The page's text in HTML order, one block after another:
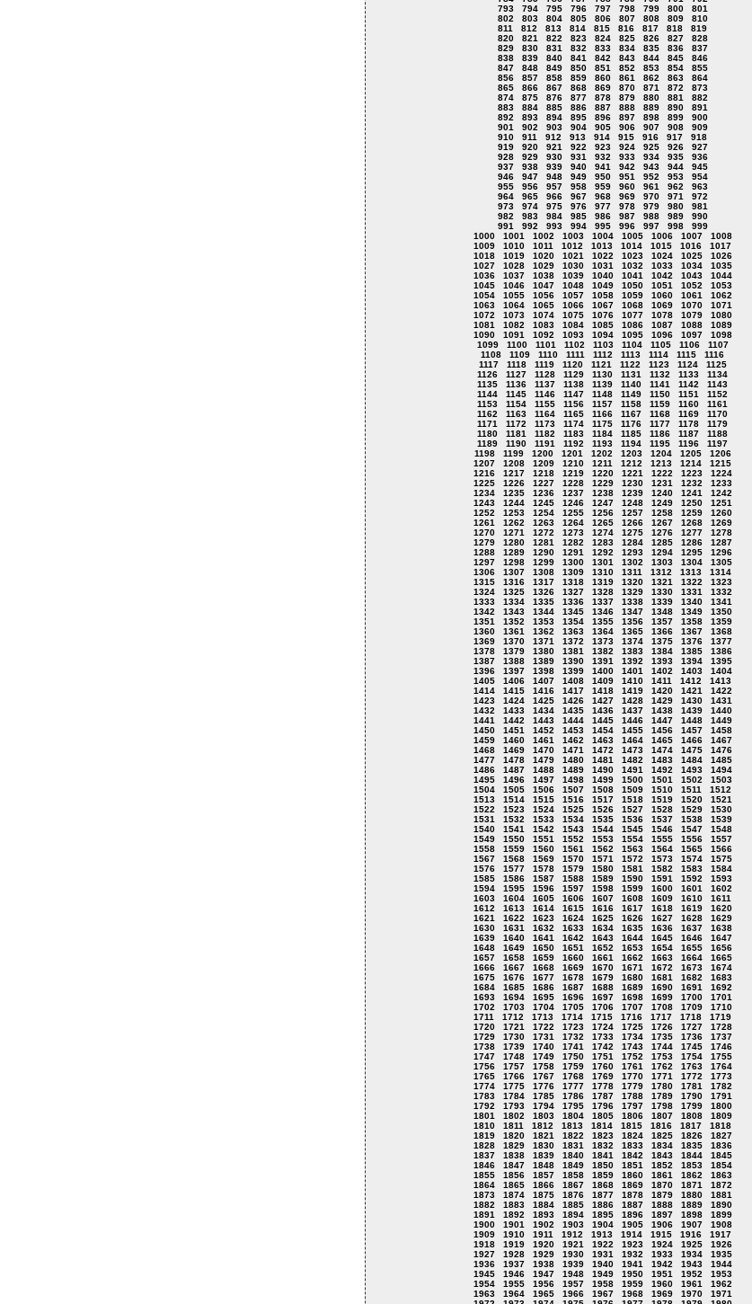
793
794 795 796 797 798 799 800
801
802
803 804 805 806 807 808 809
810
811
812 813 814 815 816 817 818
819
820
821 822 823 824 825 826 827
828
829
830 831 832 833 834 835 836
837
838
839 840 841 842 843 844 845
846
847
848 849 850 851 852 853 854
855
856
857 858 859 860 861 862 863
864
865
866 867 868 869 870 871 872
873
874
875 876 877 878 879 880 881
882
883
884 885 886 887 888 889 890
891
892
893 894 895 896 897 898 899
900
901
902 903 904 905 906 907 908
909
910
911 912 913 914 915 916 917
918
919
920 921 922 923 924 925 926
927
928
929 930 931 932 933 934 935
936
937
938 939 940 941 942 943 944
945
946
947 948 949 950 951 952 953
954
955
956 957 958 959 960 961 962
963
964
965 966 967 968 969 970 971
972
973
974 975 976 977 978 979 980
981
982
983 984 985 986 987 988 989
990
991
992 993 994 995 996 997 998
999
1000
1001 1002 1003 1004 1005 1006 1007
1008
1009
1010 1011 1012 1013 1014 1015 1016
1017
1018
1019 1020 1021 1022 1023 1024 1025
1026
1027
1028 1029 1030 1031 1032 1033 1034
1035
1036
1037 1038 1039 1040 1041 1042 1043
1044
1045
1046 1047 1048 1049 1050 1051 1052
1053
1054
1055 1056 1057 1058 1059 1060 1061
1062
1063
1064 1065 1066 1067 1068 1069 1070
1071
1072
1073 1074 1075 1076 1077 1078 1079
1080
1081
1082 1083 1084 1085 1086 1087 1088
1089
1090
1091 1092 1093 1094 1095 1096 1097
1098
1099
1100 1101 1102 1103 1104 1105 1106
1107
1108
1109 1110 1111 1112 1113 1114 1115
1116
1117
1118 1119 1120 1121 1122 1123 1124
1125
1126
1127 1128 1129 1130 1131 1132 1133
1134
1135
1136 1137 1138 1139 1140 1141 1142
1143
1144
1145 1146 1147 1148 1149 1150 1151
1152
1153
1154 1155 1156 1157 1158 1159 1160
1161
1162
1163 1164 1165 1166 1167 1168 1169
1170
1171
1172 1173 1174 1175 1176 1177 1178
1179
1180
1181 1182 1183 1184 1185 1186 1187
1188
1189
1190 1191 1192 1193 1194 1195 1196
1197
1198
1199 1200 1201 1202 1203 1204 1205
1206
1207
1208 1209 1210 1211 1212 1213 1214
1215
1216
1217 1218 1219 1220 1221 1222 1223
1224
1225
1226 1227 1228 1229 1230 1231 1232
1233
1234
1235 1236 1237 1238 1239 1240 1241
1242
1243
1244 1245 1246 1247 1248 1249 1250
1251
1252
1253 1254 1255 1256 1257 1258 1259
1260
1261
1262 1263 1264 1265 1266 1267 1268
1269
1270
1271 1272 1273 1274 1275 1276 1277
1278
1279
1280 1281 1282 1283 1284 1285 1286
1287
1288
1289 1290 1291 1292 1293 1294 1295
1296
1297
1298 1299 1300 1301 1302 1303 1304
1305
1306
1307 1308 1309 1310 1311 1312 1313
1314
1315
1316 1317 1318 1319 1320 1321 1322
1323
1324
1325 1326 1327 1328 1329 1330 1331
1332
1333
1334 1335 1336 1337 1338 1339 1340
1341
1342
1343 1344 1345 1346 1347 1348 1349
1350
1351
1352 1353 1354 1355 1356 1357 1358
1359
1360
1361 1362 1363 1364 1365 1366 1367
1368
1369
1370 1371 1372 1373 1374 1375 1376
1377
1378
1379 1380 1381 1382 1383 1384 1385
1386
1387
1388 1389 1390 1391 1392 1393 1394
1395
1396
1397 1398 1399 1400 1401 1402 1403
1404
1405
1406 1407 1408 1409 1410 1411 1412
1413
1414
1415 1416 1417 1418 1419 1420 1421
1422
1423
1424 1425 1426 1427 1428 1429 1430
1431
1432
1433 1434 1435 1436 1437 1438 1439
1440
1441
1442 1443 1444 1445 1446 1447 1448
1449
1450
1451 1452 1453 1454 1455 1456 1457
1458
1459
1460 1461 1462 1463 1464 1465 1466
1467
1468
1469 1470 1471 1472 1473 1474 1475
1476
1477
1478 1479 1480 1481 1482 1483 1484
1485
1486
1487 1488 1489 1490 1491 1492 1493
1494
1495
1496 1497 1498 1499 1500 1501 1502
1503
1504
1505 1506 1507 1508 1509 1510 1511
1512
1513
1514 1515 1516 1517 1518 1519 1520
1521
1522
1523 1524 1525 1526 1527 1528 1529
1530
1531
1532 1533 1534 1535 1536 1537 1538
1539
1540
1541 1542 1543 1544 1545 1546 1547
1548
1549
1550 1551 1552 1553 1554 1555 1556
1557
1558
1559 1560 1561 1562 1563 1564 1565
1566
1567
1568 1569 1570 1571 1572 1573 1574
1575
1576
1577 1578 1579 1580 1581 1582 1583
1584
1585
1586 1587 1588 1589 1590 1591 1592
1593
1594
1595 1596 1597 1598 1599 1600 1601
1602
1603
1604 1605 1606 1607 1608 1609 1610
1611
1612
1613 1614 1615 1616 1617 1618 1619
1620
1621
1622 1623 1624 1625 1626 1627 1628
1629
1630
1631 1632 1633 1634 1635 1636 1637
1638
1639
1640 1641 1642 1643 1644 1645 1646
1647
1648
1649 1650 1651 1652 1653 1654 1655
1656
1657
1658 1659 1660 1661 1662 1663 1664
1665
1666
1667 1668 1669 1670 1671 1672 1673
1674
1675
1676 1677 1678 1679 1680 1681 1682
1683
1684
1685 1686 1687 1688 1689 1690 1691
1692
1693
1694 1695 1696 1697 1698 1699 1700
1701
1702
1703 1704 1705 1706 1707 1708 1709
1710
1711
1712 1713 1714 1715 1716 1717 1718
1719
1720
1721 1722 1723 1724 1725 1726 1727
1728
1729
1730 1731 1732 1733 1734 1735 1736
1737
1738
1739 1740 1741 1742 1743 1744 1745
1746
1747
1748 1749 1750 1751 1752 1753 1754
1755
1756
1757 1758 1759 1760 1761 1762 1763
1764
1765
1766 1767 1768 1769 1770 1771 1772
1773
1774
1775 1776 1777 1778 1779 1780 1781
1782
1783
1784 1785 1786 1787 1788 1789 1790
1791
1792
1793 1794 1795 1796 1797 1798 1799
1800
1801
1802 1803 1804 1805 1806 1807 1808
1809
1810
1811 1812 1813 1814 1815 1816 1817
1818
1819
1820 1821 1822 1823 1824 1825 1826
1827
1828
1829 1830 1831 1832 1833 1834 1835
1836
1837
1838 1839 1840 1841 1842 1843 1844
1845
1846
1847 1848 1849 1850 1851 1852 1853
1854
1855
1856 1857 1858 1859 1860 1861 1862
1863
1864
1865 1866 1867 1868 1869 1870 1871
1872
1873
1874 1875 1876 1877 1878 1879 1880
1881
1882
1883 1884 1885 1886 1887 1888 1889
1890
1891
1892 1893 1894 1895 1896 1897 1898
1899
1900
1901 1902 1903 1904 1905 1906 1907
1908
1909
1910 1911 1912 1913 1914 1915 1916
1917
1918
1919 1920 1921 1922 1923 1924 1925
1926
1927
1928 1929 1930 1931 1932 1933 1934
1935
1936
1937 1938 1939 1940 1941 1942 1943
1944
1945
1946 1947 1948 1949 1950 1951 1952
1953
1954
1955 1956 1957 1958 1959 1960 1961
1962
1963
1964 1965 1966 1967 1968 1969 1970
1971